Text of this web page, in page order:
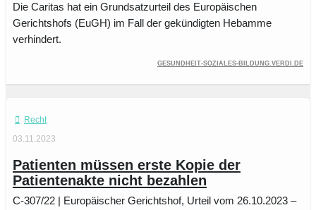
Die Caritas hat ein Grundsatzurteil des Europäischen
Gerichtshofs (EuGH) im Fall der gekündigten Hebamme
verhindert.
gesundheit-soziales-bildung.verdi.de
Recht
03.11.2023
Patienten müssen erste Kopie der
Patientenakte nicht bezahlen
C‑307/22 | Europäischer Gerichtshof, Urteil vom 26.10.2023 –